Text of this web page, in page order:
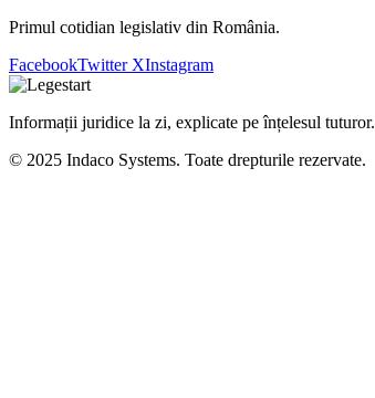
Primul cotidian legislativ din România.
FacebookTwitter XInstagram
Informații juridice la zi, explicate pe înțelesul tuturor.
© 2025 Indaco Systems. Toate drepturile rezervate.